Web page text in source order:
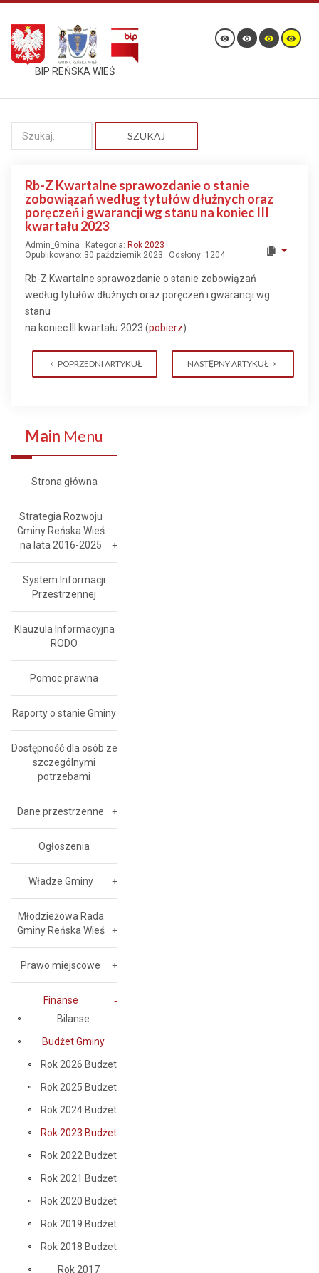
BIP REŃSKA WIEŚ
SZUKAJ
Rb-Z Kwartalne sprawozdanie o stanie
zobowiązań według tytułów dłużnych oraz
poręczeń i gwarancji wg stanu na koniec III
kwartału 2023
Admin_Gmina Kategoria: Rok 2023
Opublikowano: 30 październik 2023
Odsłony: 1204
Rb-Z Kwartalne sprawozdanie o stanie zobowiązań
według tytułów dłużnych oraz poręczeń i gwarancji wg
stanu
na koniec III kwartału 2023 (pobierz)
POPRZEDNI ARTYKUŁ NASTĘPNY ARTYKUŁ
Main Menu
Strona główna
Strategia Rozwoju
Gminy Reńska Wieś
na lata 2016-2025
System Informacji
Przestrzennej
Klauzula Informacyjna
RODO
Pomoc prawna
Raporty o stanie Gminy
Dostępność dla osób ze
szczególnymi
potrzebami
Dane przestrzenne
Ogłoszenia
Władze Gminy
Młodzieżowa Rada
Gminy Reńska Wieś
Prawo miejscowe
Finanse
Bilanse
Budżet Gminy
Rok 2026 Budżet
Rok 2025 Budżet
Rok 2024 Budżet
Rok 2023 Budżet
Rok 2022 Budżet
Rok 2021 Budżet
Rok 2020 Budżet
Rok 2019 Budżet
Rok 2018 Budżet
Rok 2017